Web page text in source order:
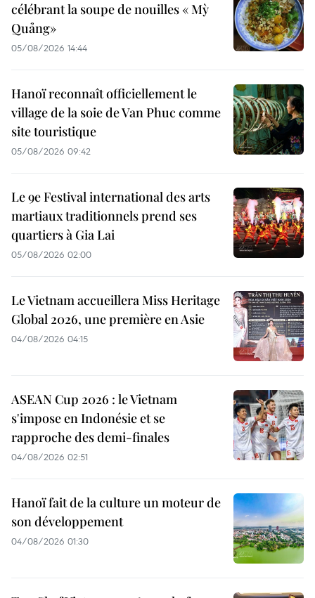
célébrant la soupe de nouilles « Mỳ
Quảng»
05/08/2026 14:44
Hanoï reconnaît officiellement le
village de la soie de Van Phuc comme
site touristique
05/08/2026 09:42
Le 9e Festival international des arts
martiaux traditionnels prend ses
quartiers à Gia Lai
05/08/2026 02:00
Le Vietnam accueillera Miss Heritage
Global 2026, une première en Asie
04/08/2026 04:15
ASEAN Cup 2026 : le Vietnam
s'impose en Indonésie et se
rapproche des demi-finales
04/08/2026 02:51
Hanoï fait de la culture un moteur de
son développement
04/08/2026 01:30